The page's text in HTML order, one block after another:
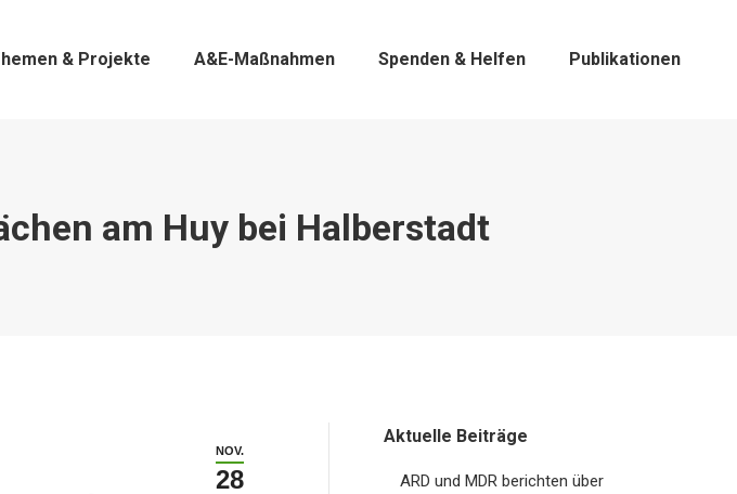
& Projekte A&E-Maßnahmen Spenden & Helfen Publikationen
am Huy bei Halberstadt
NOV.
28
Aktuelle Beiträge
ARD und MDR berichten über